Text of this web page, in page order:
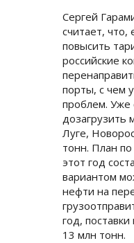
Сергей
считает, что,
повысить
российские
порты, с чем
проблем. Уже
дозагрузить
Луге,
тонн. План
этот год
вариантом
нефти на
год,
13 млн тонн.